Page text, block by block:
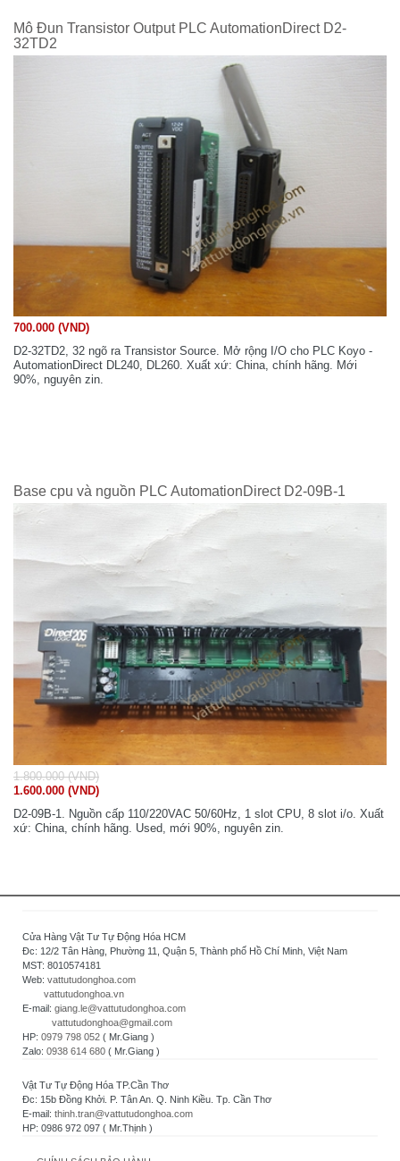
Mô Đun Transistor Output PLC AutomationDirect D2-
32TD2
700.000 (VND)
D2-32TD2, 32 ngõ ra Transistor Source. Mở rộng I/O cho PLC Koyo -
AutomationDirect DL240, DL260. Xuất xứ: China, chính hãng. Mới
90%, nguyên zin.
Base cpu và nguồn PLC AutomationDirect D2-09B-1
1.800.000 (VND)
1.600.000 (VND)
D2-09B-1. Nguồn cấp 110/220VAC 50/60Hz, 1 slot CPU, 8 slot i/o. Xuất
xứ: China, chính hãng. Used, mới 90%, nguyên zin.
Cửa Hàng Vật Tư Tự Động Hóa HCM
Đc: 12/2 Tân Hàng, Phường 11, Quận 5, Thành phố Hồ Chí Minh, Việt Nam
MST: 8010574181
Web: vattutudonghoa.com
vattutudonghoa.vn
E-mail: giang.le@vattutudonghoa.com
vattutudonghoa@gmail.com
HP: 0979 798 052 ( Mr.Giang )
Zalo: 0938 614 680 ( Mr.Giang )
Vật Tư Tự Động Hóa TP.Cần Thơ
Đc: 15b Đồng Khởi. P. Tân An. Q. Ninh Kiều. Tp. Cần Thơ
E-mail: thinh.tran@vattutudonghoa.com
HP: 0986 972 097 ( Mr.Thịnh )